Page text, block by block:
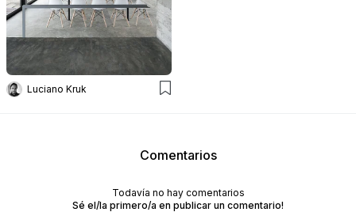
Luciano Kruk
Comentarios
Todavía no hay comentarios
Sé el/la primero/a en publicar un comentario!